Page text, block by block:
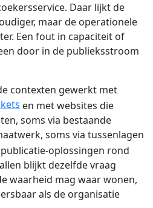
Daar lijkt de
maar de operationele
Een fout in capaciteit of
door in de publieksstroom
contexten gewerkt met
en met websites die
soms via bestaande
soms via tussenlagen
oplossingen rond
blijkt dezelfde vraag
waarheid mag waar wonen,
als de organisatie